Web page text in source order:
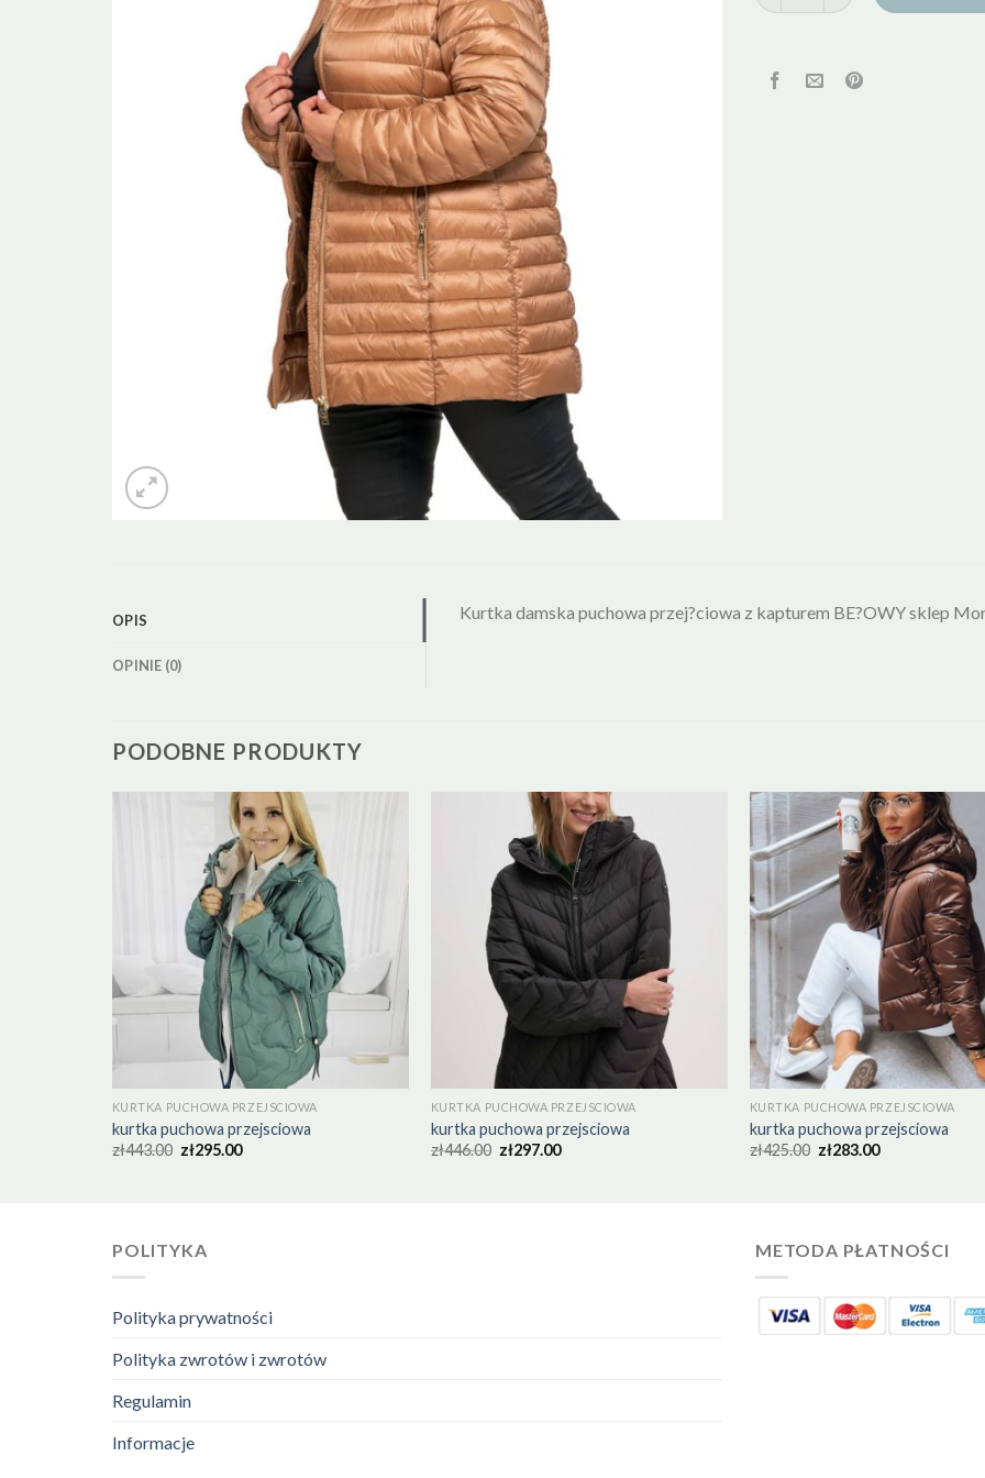
OPIS
OPINIE (0)
Kurtka damska puchowa przej?ciowa z kapturem BE?OWY sklep
PODOBNE PRODUKTY
KURTKA PUCHOWA PRZEJSCIOWA
kurtka puchowa przejsciowa
zł443.00 zł295.00
KURTKA PUCHOWA PRZEJSCIOWA
kurtka puchowa przejsciowa
zł446.00 zł297.00
KURTKA PUCHOWA PRZEJSCIOWA
kurtka puchowa przejsciowa
zł425.00 zł283.00
POLITYKA
Polityka prywatności
Polityka zwrotów i zwrotów
Regulamin
Informacje
METODA PŁATNOŚCI